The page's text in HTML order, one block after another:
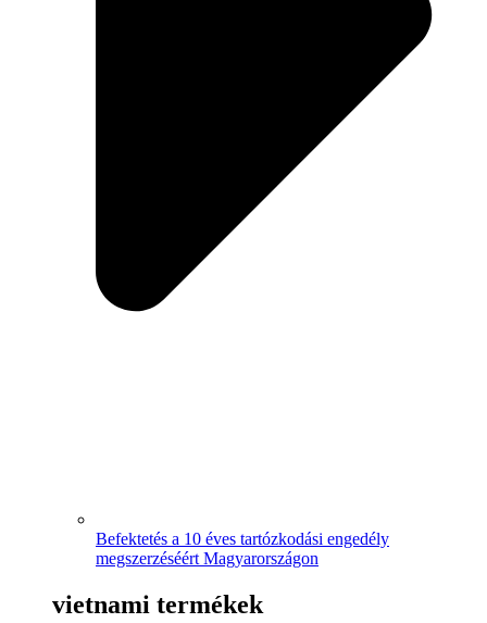
Befektetés a 10 éves tartózkodási engedély
megszerzéséért Magyarországon
vietnami termékek